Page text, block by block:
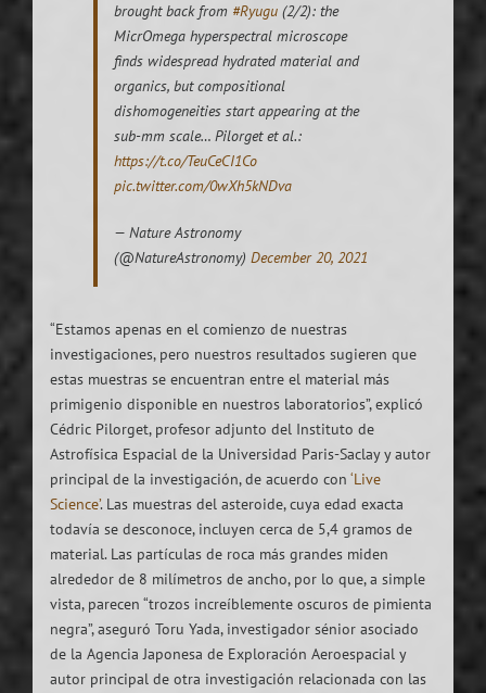
brought back from #Ryugu(2/2): the
MicrOmega hyperspectral microscope
finds widespread hydrated material and
organics, but compositional
dishomogeneities start appearing at the
sub-mm scale… Pilorget et al.:
https://t.co/TeuCeCI1Co
pic.twitter.com/0wXh5kNDva
— Nature Astronomy
(@NatureAstronomy) December 20, 2021
“Estamos apenas en el comienzo de nuestras
investigaciones, pero nuestros resultados sugieren que
estas muestras se encuentran entre el material más
primigenio disponible en nuestros laboratorios”, explicó
Cédric Pilorget, profesor adjunto del Instituto de
Astrofísica Espacial de la Universidad Paris-Saclay y autor
principal de la investigación, de acuerdo con ‘Live
Science’. Las muestras del asteroide, cuya edad exacta
todavía se desconoce, incluyen cerca de 5,4 gramos de
material. Las partículas de roca más grandes miden
alrededor de 8 milímetros de ancho, por lo que, a simple
vista, parecen “trozos increíblemente oscuros de pimienta
negra”, aseguró Toru Yada, investigador sénior asociado
de la Agencia Japonesa de Exploración Aeroespacial y
autor principal de otra investigación relacionada con las